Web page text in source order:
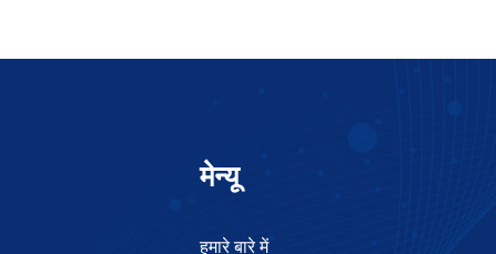
मेन्यू
हमारे बारे में